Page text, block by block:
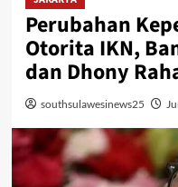
Perubahan
Otorita IKN,
dan Dhony
southsulawesinews25